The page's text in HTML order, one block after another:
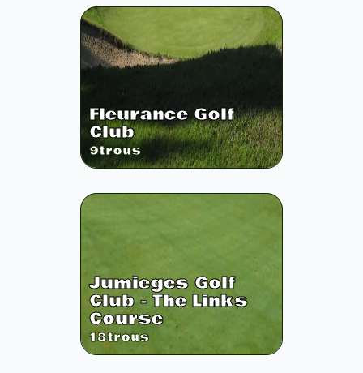
Fleurance Golf
Club
9trous
Jumieges Golf
Club - The Links
Course
18trous